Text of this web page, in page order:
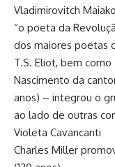
Vladimirovitch
“o poeta da
dos maiores poetas
T.S. Eliot, bem
Nascimento da
anos) – integrou o
ao lado de outras
Violeta Cavancanti
Charles Miller